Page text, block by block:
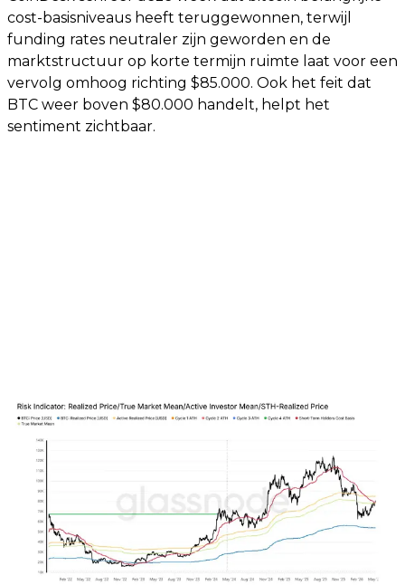
cost-basisniveaus heeft teruggewonnen, terwijl
funding rates neutraler zijn geworden en de
marktstructuur op korte termijn ruimte laat voor een
vervolg omhoog richting $85.000. Ook het feit dat
BTC weer boven $80.000 handelt, helpt het
sentiment zichtbaar.